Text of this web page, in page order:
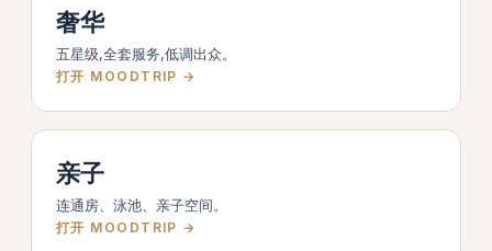
奢华
五星级,全套服务,低调出众。
打开 MOODTRIP →
亲子
连通房、泳池、亲子空间。
打开 MOODTRIP →